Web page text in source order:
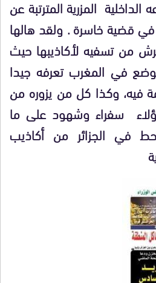
المزرية المترتبة عن
في قضية خاسرة . ولقد هالها
من تسفيه لأكاذيبها حيث
في المغرب تعرفه جيدا
فيه، وكذا كل من يزوره من
سفراء وشهود على ما
في الجزائر من أكاذيب